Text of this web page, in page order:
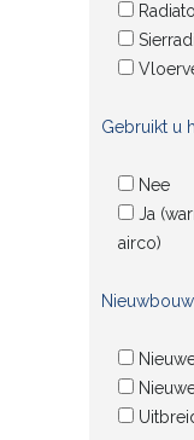
Gebruikt u
Nee
Ja
airco)